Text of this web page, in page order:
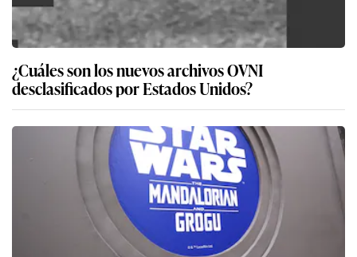
¿Cuáles son los nuevos archivos OVNI
desclasificados por Estados Unidos?